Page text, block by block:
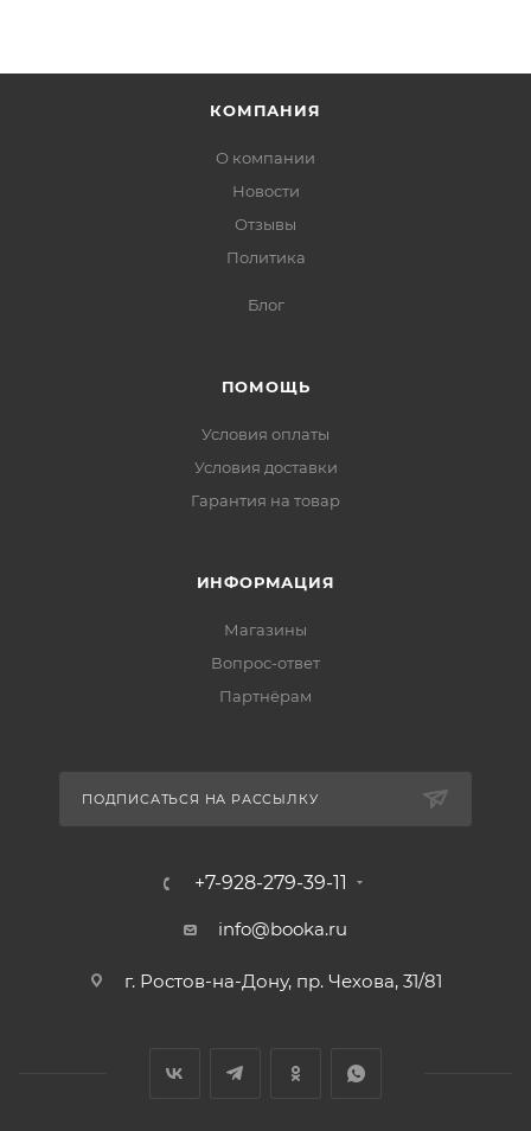
КОМПАНИЯ
О компании
Новости
Отзывы
Политика
Блог
ПОМОЩЬ
Условия оплаты
Условия доставки
Гарантия на товар
ИНФОРМАЦИЯ
Магазины
Вопрос-ответ
Партнёрам
ПОДПИСАТЬСЯ НА РАССЫЛКУ
+7-928-279-39-11
info@booka.ru
г. Ростов-на-Дону, пр. Чехова, 31/81